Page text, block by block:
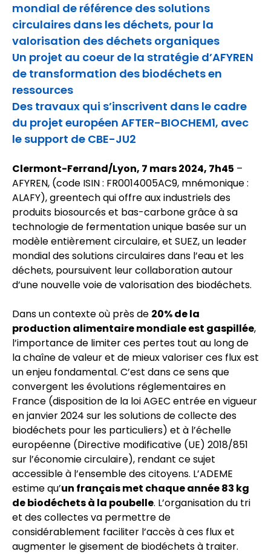
mondial de référence des solutions
circulaires dans les déchets, pour la
valorisation des déchets organiques
Un projet au coeur de la stratégie d’AFYREN
de transformation des biodéchets en
ressources
Des travaux qui s’inscrivent dans le cadre
du projet européen AFTER-BIOCHEM1, avec
le support de CBE-JU2
Clermont-Ferrand/Lyon, 7 mars 2024, 7h45 –
AFYREN, (code ISIN : FR0014005AC9, mnémonique :
ALAFY), greentech qui offre aux industriels des
produits biosourcés et bas-carbone grâce à sa
technologie de fermentation unique basée sur un
modèle entièrement circulaire, et SUEZ, un leader
mondial des solutions circulaires dans l’eau et les
déchets, poursuivent leur collaboration autour
d’une nouvelle voie de valorisation des biodéchets.
Dans un contexte où près de 20% de la
production alimentaire mondiale est gaspillée,
l’importance de limiter ces pertes tout au long de
la chaîne de valeur et de mieux valoriser ces flux est
un enjeu fondamental. C’est dans ce sens que
convergent les évolutions réglementaires en
France (disposition de la loi AGEC entrée en vigueur
en janvier 2024 sur les solutions de collecte des
biodéchets pour les particuliers) et à l’échelle
européenne (Directive modificative (UE) 2018/851
sur l’économie circulaire), rendant ce sujet
accessible à l’ensemble des citoyens. L’ADEME
estime qu’un français met chaque année 83 kg
de biodéchets à la poubelle. L’organisation du tri
et des collectes va permettre de
considérablement faciliter l’accès à ces flux et
augmenter le gisement de biodéchets à traiter.